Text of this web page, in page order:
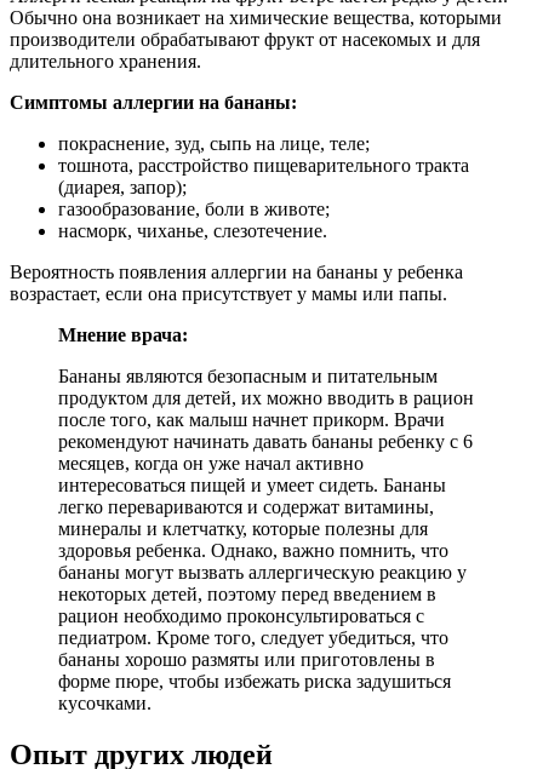
Обычно она возникает на химические вещества, которыми
производители обрабатывают фрукт от насекомых и для
длительного хранения.
Симптомы аллергии на бананы:
покраснение, зуд, сыпь на лице, теле;
тошнота, расстройство пищеварительного тракта
(диарея, запор);
газообразование, боли в животе;
насморк, чиханье, слезотечение.
Вероятность появления аллергии на бананы у ребенка
возрастает, если она присутствует у мамы или папы.
Мнение врача:
Бананы являются безопасным и питательным
продуктом для детей, их можно вводить в рацион
после того, как малыш начнет прикорм. Врачи
рекомендуют начинать давать бананы ребенку с 6
месяцев, когда он уже начал активно
интересоваться пищей и умеет сидеть. Бананы
легко перевариваются и содержат витамины,
минералы и клетчатку, которые полезны для
здоровья ребенка. Однако, важно помнить, что
бананы могут вызвать аллергическую реакцию у
некоторых детей, поэтому перед введением в
рацион необходимо проконсультироваться с
педиатром. Кроме того, следует убедиться, что
бананы хорошо размяты или приготовлены в
форме пюре, чтобы избежать риска задушиться
кусочками.
Опыт других людей